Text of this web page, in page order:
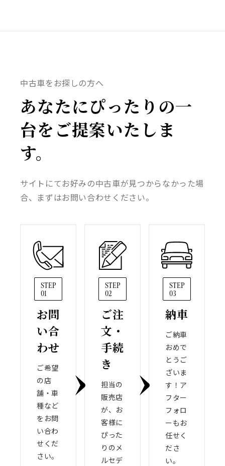
中古車をお探しの方へ
あなたにぴったりの一
台をご提案いたしま
す。
サイトにてお好みの中古車が見つからなかった場
合、まずはお問い合わせください。
STEP
01
お問
い合
わせ
ご希望
の店
舗・車
種など
をお問
い合わ
せくだ
さい。
STEP
02
ご注
文・
手続
き
担当の
販売店
が、お
客様に
ぴった
りのメ
ルセデ
STEP
03
納車
ご納車
おめで
とうご
ざいま
す！ア
フター
フォロ
ーもお
任せく
ださ
い。